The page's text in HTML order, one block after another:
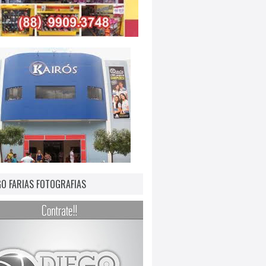
FARIAS FOTOGRAFIAS